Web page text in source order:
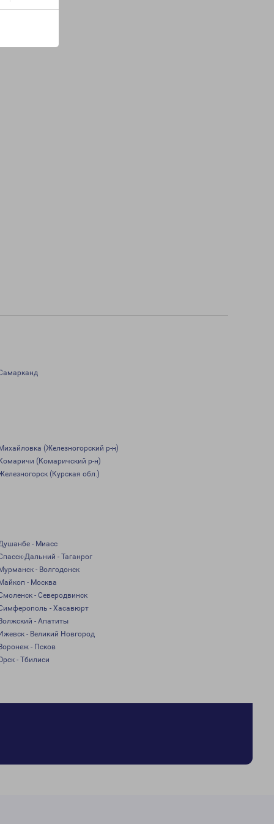
(Железногорский р-н)
(Комаричский р-н)
(Курская обл.)
- Миасс
Дальний - Таганрог
- Волгодонск
- Москва
- Северодвинск
- Хасавюрт
- Апатиты
- Великий Новгород
- Псков
- Тбилиси